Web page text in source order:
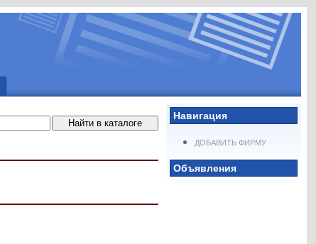
Навигация
ДОБАВИТЬ ФИРМУ
Объявления